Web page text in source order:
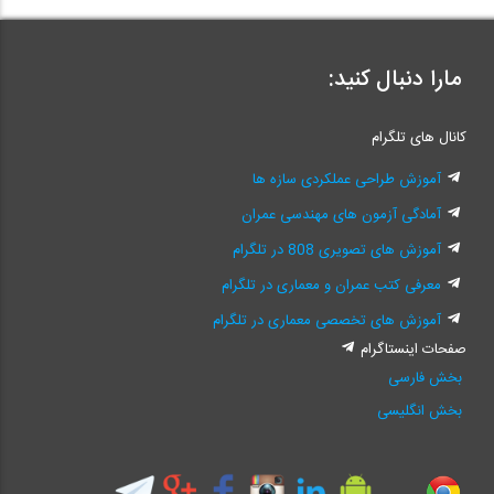
مارا دنبال کنید:
کانال های تلگرام
آموزش طراحی عملکردی سازه ها
آمادگی آزمون های مهندسی عمران
آموزش های تصویری 808 در تلگرام
معرفی کتب عمران و معماری در تلگرام
آموزش های تخصصی معماری در تلگرام
صفحات اینستاگرام
بخش فارسی
بخش انگلیسی